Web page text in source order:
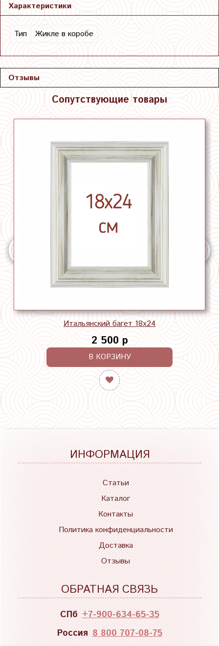
Характеристики
Тип Жикле в коробе
Отзывы
Сопутствующие товары
Итальянский багет 18х24
2 500 р
В КОРЗИНУ
ИНФОРМАЦИЯ
Статьи
Каталог
Контакты
Политика конфиденциальности
Доставка
Отзывы
ОБРАТНАЯ СВЯЗЬ
СПб +7-900-634-65-35
Россия 8 800 707-08-75